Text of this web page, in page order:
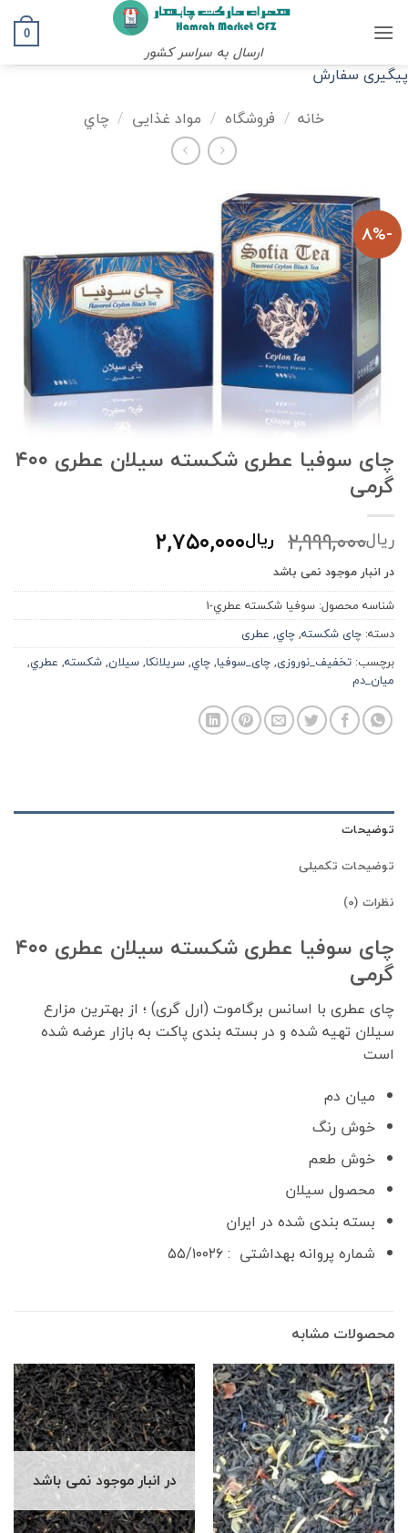
ارسال به سراسر کشور
0
پیگیری سفارش
خانه / فروشگاه / مواد غذایی / چاي
-8%
چای سوفیا عطری شکسته سیلان عطری ۴۰۰
گرمی
ریال۲,۹۹۹,۰۰۰ قیمت
ریال۲,۹۹۹,۰۰۰
بود.
ریال۲,۷۵۰,۰۰۰
ریال۲,۷۵۰,۰۰۰.
در انبار موجود نمی باشد
شناسه محصول: سوفيا شكسته عطري-1
دسته: چای شکسته,چاي, عطری
برچسب: تخفیف_نوروزی,چای_سوفیا,چاي,سريلانكا,سيلان,شكسته, عطري,
ميان_دم
توضیحات
توضیحات تکمیلی
نظرات (0)
چای سوفیا عطری شکسته سیلان عطری ۴۰۰
گرمی
چای عطری با اسانس برگاموت (ارل گری) ؛ از بهترین مزارع
سیلان تهیه شده و در بسته بندی پاکت به بازار عرضه شده
است
میان دم
خوش رنگ
خوش طعم
محصول سیلان
بسته بندی شده در ایران
شماره پروانه بهداشتی : ۵۵/۱۰۰۲۶
محصولات مشابه
در انبار موجود نمی باشد